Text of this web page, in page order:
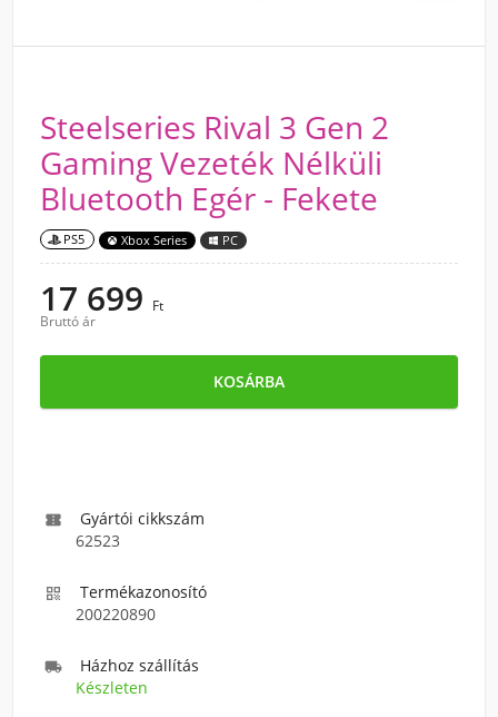
Steelseries Rival 3 Gen 2
Gaming Vezeték Nélküli
Bluetooth Egér - Fekete
PS5 Xbox Series PC
17 699 Ft
Bruttó ár
KOSÁRBA

Gyártói cikkszám
62523

Termékazonosító
200220890

Házhoz szállítás
Készleten